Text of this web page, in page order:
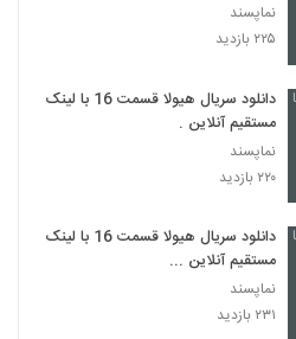
نماپسند
۲۲۵ بازدید
دانلود سریال هیولا قسمت 16 با لینک
مستقیم آنلاین .
نماپسند
۲۲۰ بازدید
دانلود سریال هیولا قسمت 16 با لینک
مستقیم آنلاین ...
نماپسند
۲۳۱ بازدید